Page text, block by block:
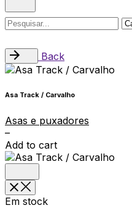
Search
for
Back
Asa Track / Carvalho
Asas e puxadores
–
Add to cart
Em stock